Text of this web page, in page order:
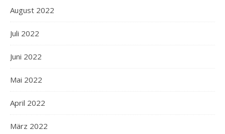
August 2022
Juli 2022
Juni 2022
Mai 2022
April 2022
März 2022